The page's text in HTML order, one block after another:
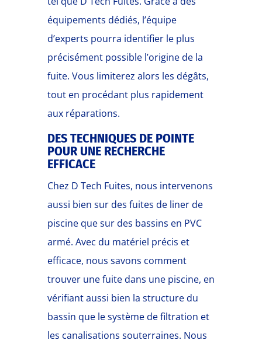
équipements dédiés, l’équipe
d’experts pourra identifier le plus
précisément possible l’origine de la
fuite. Vous limiterez alors les dégâts,
tout en procédant plus rapidement
aux réparations.
DES TECHNIQUES DE POINTE
POUR UNE RECHERCHE
EFFICACE
Chez D Tech Fuites, nous intervenons
aussi bien sur des fuites de liner de
piscine que sur des bassins en PVC
armé. Avec du matériel précis et
efficace, nous savons comment
trouver une fuite dans une piscine, en
vérifiant aussi bien la structure du
bassin que le système de filtration et
les canalisations souterraines. Nous